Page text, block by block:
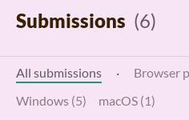
Submissions (6)
All submissions · Browser
Windows (5)
macOS (1)